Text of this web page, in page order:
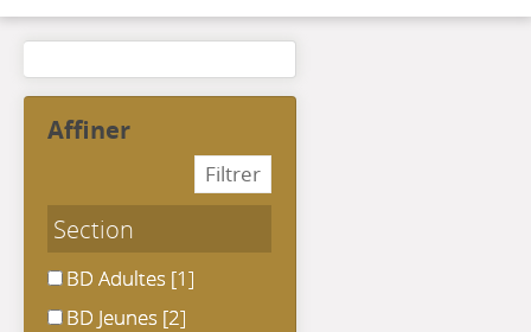
affiner
Section
BD Adultes
BD Adultes [1]
BD Jeunes
BD Jeunes [2]